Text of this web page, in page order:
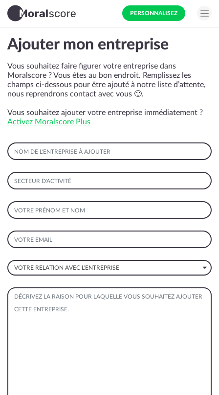
PERSONNALISEZ
Ajouter mon entreprise
Vous souhaitez faire figurer votre entreprise dans
Moralscore ? Vous êtes au bon endroit. Remplissez les
champs ci-dessous pour être ajouté à notre liste d’attente,
nous reprendrons contact avec vous 🙂.
Vous souhaitez ajouter votre entreprise immédiatement ?
Activez Moralscore Plus
NOM DE L'ENTREPRISE À AJOUTER
SECTEUR D'ACTIVITÉ
VOTRE PRÉNOM ET NOM
VOTRE EMAIL
VOTRE RELATION AVEC L'ENTREPRISE
PRÉCISEZ
VOTRE FONCTION
DÉCRIVEZ LA RAISON POUR LAQUELLE VOUS SOUHAITEZ AJOUTER CETTE